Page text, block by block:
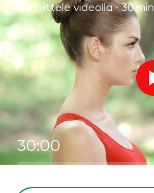
Harjoittele videolla ·30 min
30:00